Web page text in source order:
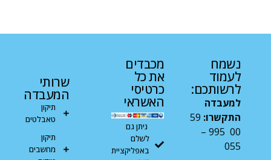
נשמח
לעמוד
לרשותכם:
למעבדה
התקשרו: 59
00 995 –
055
מכבדים
את כל
כרטיסי
האשראי
ניתן גם
לשלם
באפליקציית
שרותי
המעבדה
תיקון
טאבלטים
תיקון
מחשבים